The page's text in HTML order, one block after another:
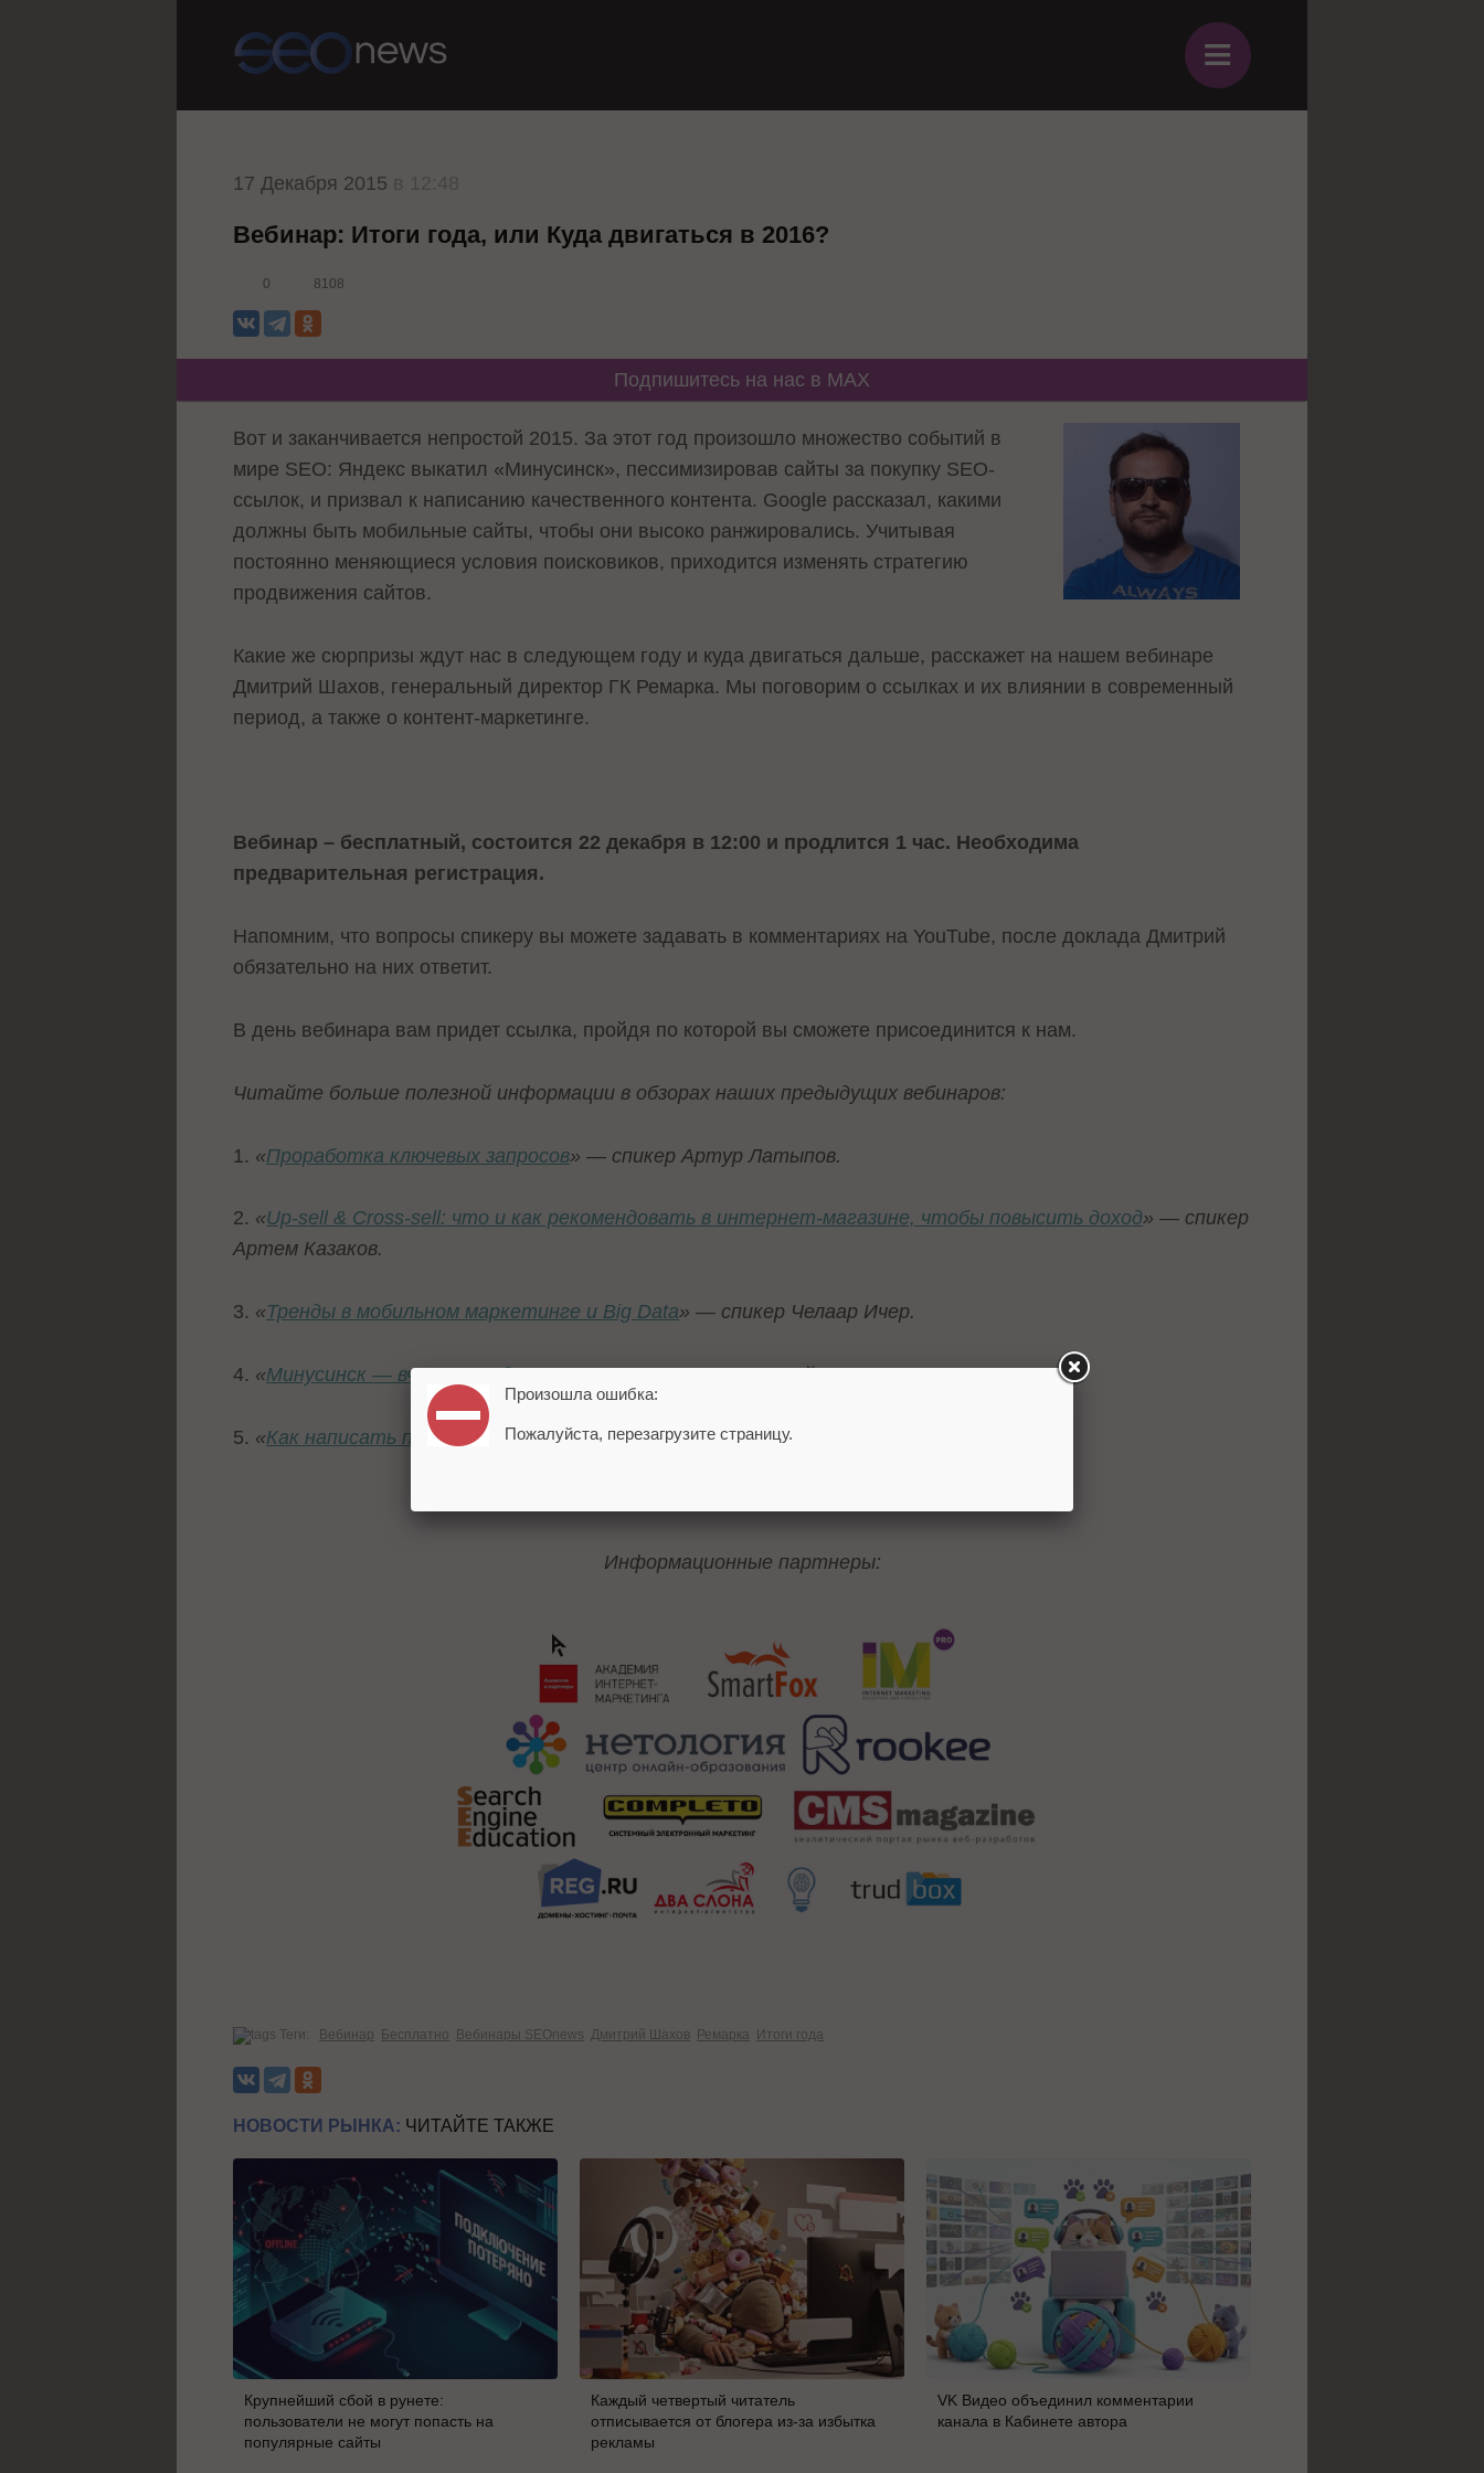
≡
17 Декабря 2015
Вебинар: Итоги года, или Куда двигаться в 2016?
0 8108
Подпишитесь на нас в MAX
Вот и заканчивается непростой 2015. За этот год произошло множество событий в
мире SEO: Яндекс выкатил «Минусинск», пессимизировав сайты за покупку SEO-
ссылок, и призвал к написанию качественного контента. Google рассказал, какими
должны быть мобильные сайты, чтобы они высоко ранжировались. Учитывая
постоянно меняющиеся условия поисковиков, приходится изменять стратегию
продвижения сайтов.
Какие же сюрпризы ждут нас в следующем году и куда двигаться дальше, расскажет на нашем вебинаре
Дмитрий Шахов, генеральный директор ГК Ремарка. Мы поговорим о ссылках и их влиянии в современный
период, а также о контент-маркетинге.
Вебинар – бесплатный, состоится 22 декабря в 12:00 и продлится 1 час. Необходима
предварительная регистрация.
Напомним, что вопросы спикеру вы можете задавать в комментариях на YouTube, после доклада Дмитрий
обязательно на них ответит.
В день вебинара вам придет ссылка, пройдя по которой вы сможете присоединится к нам.
Читайте больше полезной информации в обзорах наших предыдущих вебинаров:
1. «Проработка ключевых запросов» — спикер Артур Латыпов.
2. «Up-sell & Cross-sell: что и как рекомендовать в интернет-магазине, чтобы повысить доход» — спикер
Артем Казаков.
3. «Тренды в мобильном маркетинге и Big Data» — спикер Челаар Ичер.
4. «Минусинск — вчера, сегодня, завтра» — спикер Дмитрий Севальнев,
5. «Как написать продающий текст» – спикер Дмитрий Кот.
Информационные партнеры:
Теги: Вебинар Бесплатно Вебинары SEOnews Дмитрий Шахов Ремарка Итоги года
НОВОСТИ РЫНКА: ЧИТАЙТЕ ТАКЖЕ
Крупнейший сбой в рунете:
пользователи не могут попасть на
популярные сайты
Каждый четвертый читатель
отписывается от блогера из-за избытка
рекламы
VK Видео объединил комментарии
канала в Кабинете автора
Произошла ошибка:
Пожалуйста, перезагрузите страницу.